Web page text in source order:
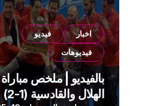
اخبار
فيديو
فيديوهات
بالفيديو | ملخص مباراة
الهلال والقادسية (1-2)